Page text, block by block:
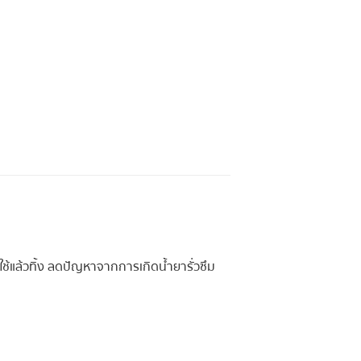
ช้แล้วทิ้ง ลดปัญหาจากการเกิดน้ำยารั่วซึม